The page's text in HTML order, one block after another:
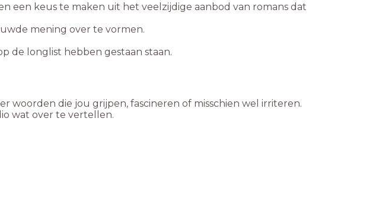
een keus te maken uit het veelzijdige aanbod van romans dat
mening over te vormen.
de longlist hebben gestaan staan.
wat over te vertellen.